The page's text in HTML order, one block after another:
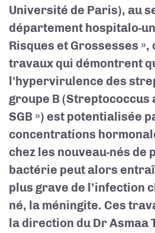
Université de Paris), au
département hospitalo-
Risques et Grossesses »,
travaux qui démontrent
l'hypervirulence des
groupe B (Streptococcus
SGB ») est potentialisée
concentrations
chez les nouveau-nés de
bactérie peut alors
plus grave de l’infection
né, la méningite. Ces
la direction du Dr Asmaa